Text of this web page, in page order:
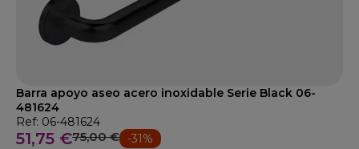
Barra apoyo aseo acero inoxidable Serie Black 06-
481624
Ref: 06-481624
51,75 €75,00 € -31%